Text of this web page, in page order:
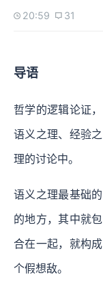
20:59 31
导语
哲学的逻辑论证
语义之理、经验
理的讨论中。
语义之理最基础
的地方，其中就
合在一起，就构
个假想敌。